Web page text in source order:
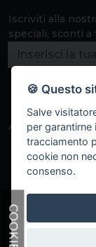
Iscriviti alla
speciali, sconti
Area clienti
Dashboard
I tuoi
COOKIE
🍪 Questo
Salve
per
tracciamento
cookie non
consenso.